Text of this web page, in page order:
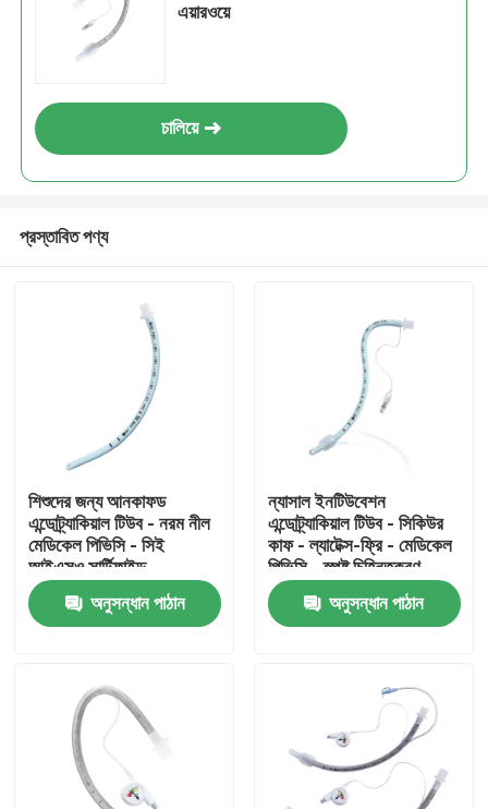
VR প্রদর্শন
এয়ারওয়ে
চালিয়ে
প্রস্তাবিত পণ্য
শিশুদের জন্য আনকাফড
এন্ডোট্র্যাকিয়াল টিউব - নরম নীল
মেডিকেল পিভিসি - সিই
আইএসও সার্টিফাইড
অনুসন্ধান পাঠান
ন্যাসাল ইনটিউবেশন
এন্ডোট্র্যাকিয়াল টিউব - সিকিউর
কাফ - ল্যাটেক্স-ফ্রি - মেডিকেল
পিভিসি - স্পষ্ট চিহ্নিতকরণ
অনুসন্ধান পাঠান